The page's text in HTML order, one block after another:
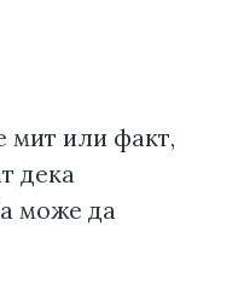
мит или факт,
дека
може да